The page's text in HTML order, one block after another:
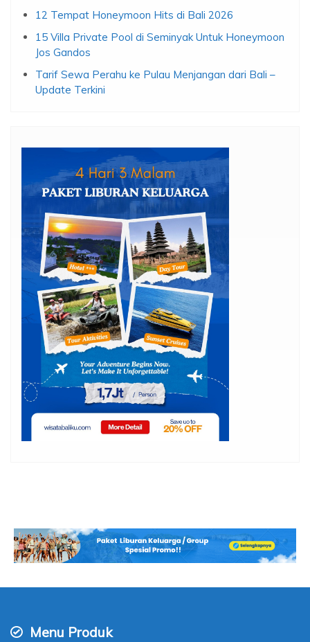
12 Tempat Honeymoon Hits di Bali 2026
15 Villa Private Pool di Seminyak Untuk Honeymoon
Jos Gandos
Tarif Sewa Perahu ke Pulau Menjangan dari Bali –
Update Terkini
Menu Produk